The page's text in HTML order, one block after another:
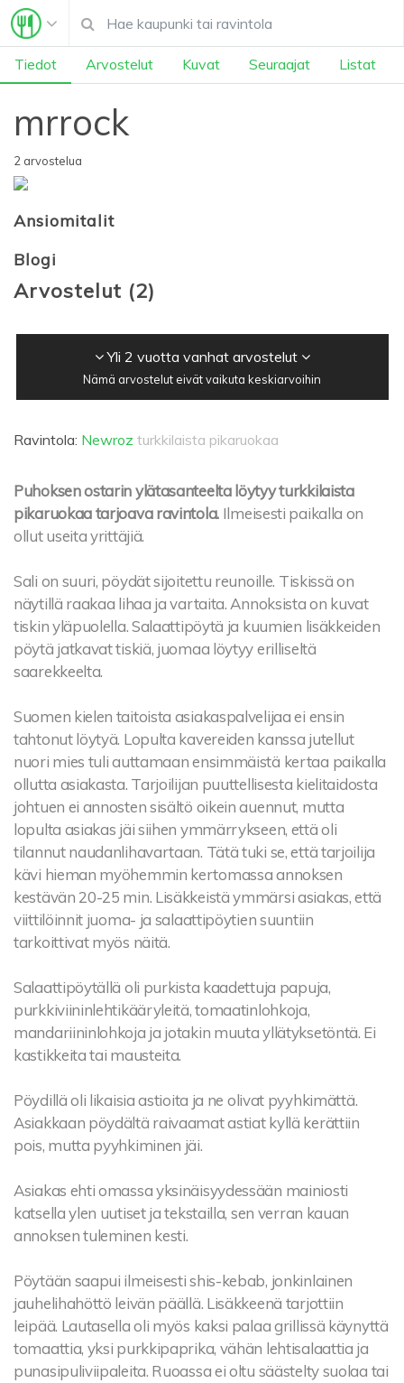
Tiedot Arvostelut Kuvat Seuraajat Listat
mrrock
2 arvostelua
Ansiomitalit
Blogi
Arvostelut (2)
Yli 2 vuotta vanhat arvostelut
Nämä arvostelut eivät vaikuta keskiarvoihin
Ravintola: Newroz turkkilaista pikaruokaa
Puhoksen ostarin ylätasanteelta löytyy turkkilaista
pikaruokaa tarjoava ravintola. Ilmeisesti paikalla on
ollut useita yrittäjiä.
Sali on suuri, pöydät sijoitettu reunoille. Tiskissä on
näytillä raakaa lihaa ja vartaita. Annoksista on kuvat
tiskin yläpuolella. Salaattipöytä ja kuumien lisäkkeiden
pöytä jatkavat tiskiä, juomaa löytyy erilliseltä
saarekkeelta.
Suomen kielen taitoista asiakaspalvelijaa ei ensin
tahtonut löytyä. Lopulta kavereiden kanssa jutellut
nuori mies tuli auttamaan ensimmäistä kertaa paikalla
ollutta asiakasta. Tarjoilijan puuttellisesta kielitaidosta
johtuen ei annosten sisältö oikein auennut, mutta
lopulta asiakas jäi siihen ymmärrykseen, että oli
tilannut naudanlihavartaan. Tätä tuki se, että tarjoilija
kävi hieman myöhemmin kertomassa annoksen
kestävän 20-25 min. Lisäkkeistä ymmärsi asiakas, että
viittilöinnit juoma- ja salaattipöytien suuntiin
tarkoittivat myös näitä.
Salaattipöytällä oli purkista kaadettuja papuja,
purkkiviininlehtikääryleitä, tomaatinlohkoja,
mandariininlohkoja ja jotakin muuta yllätyksetöntä. Ei
kastikkeita tai mausteita.
Pöydillä oli likaisia astioita ja ne olivat pyyhkimättä.
Asiakkaan pöydältä raivaamat astiat kyllä kerättiin
pois, mutta pyyhkiminen jäi.
Asiakas ehti omassa yksinäisyydessään mainiosti
katsella ylen uutiset ja tekstailla, sen verran kauan
annoksen tuleminen kesti.
Pöytään saapui ilmeisesti shis-kebab, jonkinlainen
jauhelihahöttö leivän päällä. Lisäkkeenä tarjottiin
leipää. Lautasella oli myös kaksi palaa grillissä käynyttä
tomaattia, yksi purkkipaprika, vähän lehtisalaattia ja
punasipuliviipaleita. Ruoassa ei oltu säästelty suolaa tai